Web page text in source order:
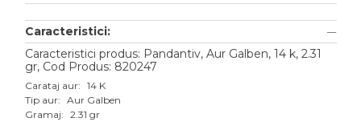
Aur galben
Aur alb
Aur roz
Caracteristici:
Caracteristici produs: Pandantiv, Aur Galben, 14 k, 2.31
gr, Cod Produs: 820247
Carataj aur: 14 K
Tip aur: Aur Galben
Gramaj: 2.31 gr